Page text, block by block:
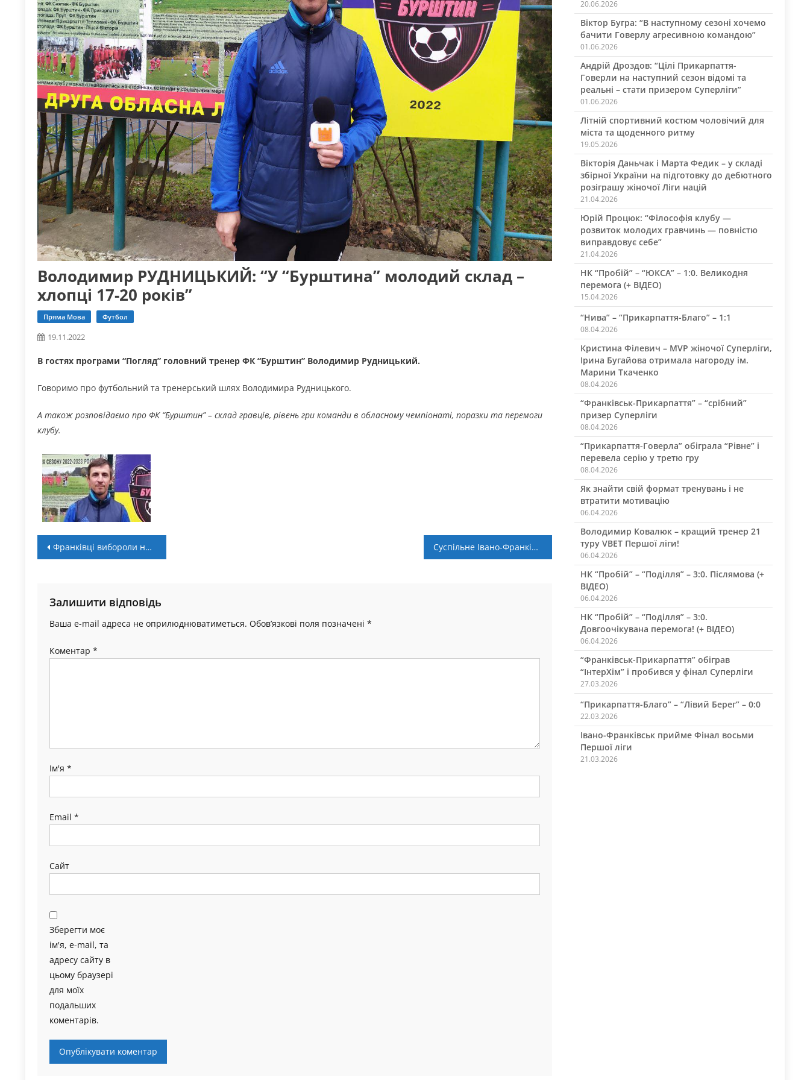
Володимир РУДНИЦЬКИЙ: “У “Бурштина” молодий склад –
хлопці 17-20 років”
Пряма Мова Футбол
19.11.2022
В гостях програми “Погляд” головний тренер ФК “Бурштин” Володимир Рудницький.
Говоримо про футбольний та тренерський шлях Володимира Рудницького.
А також розповідаємо про ФК “Бурштин” – склад гравців, рівень гри команди в обласному чемпіонаті, поразки та перемоги
клубу.
Навігація
Франківці вибороли нагороди чемпіонату України з дзюдо Суспільне Івано-Франківськ покаже Чемпіонат світу в Катарі
Залишити відповідь
Ваша e-mail адреса не оприлюднюватиметься. Обов’язкові поля позначені *
Коментар *
Ім'я *
Email *
Сайт
Зберегти моє
ім'я, e-mail, та
адресу сайту в
цьому браузері
для моїх
подальших
коментарів.
20.06.2026
Віктор Бугра: “В наступному сезоні хочемо
бачити Говерлу агресивною командою”
01.06.2026
Андрій Дроздов: “Цілі Прикарпаття-
Говерли на наступний сезон відомі та
реальні – стати призером Суперліги”
01.06.2026
Літній спортивний костюм чоловічий для
міста та щоденного ритму
19.05.2026
Вікторія Даньчак і Марта Федик – у складі
збірної України на підготовку до дебютного
розіграшу жіночої Ліги націй
21.04.2026
Юрій Процюк: “Філософія клубу —
розвиток молодих гравчинь — повністю
виправдовує себе”
21.04.2026
НК “Пробій” – “ЮКСА” – 1:0. Великодня
перемога (+ ВІДЕО)
15.04.2026
“Нива” – “Прикарпаття-Благо” – 1:1
08.04.2026
Кристина Філевич – MVP жіночої Суперліги,
Ірина Бугайова отримала нагороду ім.
Марини Ткаченко
08.04.2026
“Франківськ-Прикарпаття” – “срібний”
призер Суперліги
08.04.2026
“Прикарпаття-Говерла” обіграла “Рівне” і
перевела серію у третю гру
08.04.2026
Як знайти свій формат тренувань і не
втратити мотивацію
06.04.2026
Володимир Ковалюк – кращий тренер 21
туру VBET Першої ліги!
06.04.2026
НК “Пробій” – “Поділля” – 3:0. Післямова (+
ВІДЕО)
06.04.2026
НК “Пробій” – “Поділля” – 3:0.
Довгоочікувана перемога! (+ ВІДЕО)
06.04.2026
“Франківськ-Прикарпаття” обіграв
“ІнтерХім” і пробився у фінал Суперліги
27.03.2026
“Прикарпаття-Благо” – “Лівий Берег” – 0:0
22.03.2026
Івано-Франківськ прийме Фінал восьми
Першої ліги
21.03.2026